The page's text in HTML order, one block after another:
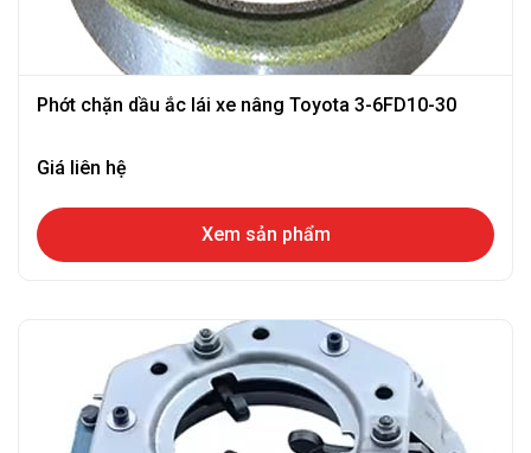
Phớt chặn dầu ắc lái xe nâng Toyota 3-6FD10-30
Giá liên hệ
Xem sản phẩm